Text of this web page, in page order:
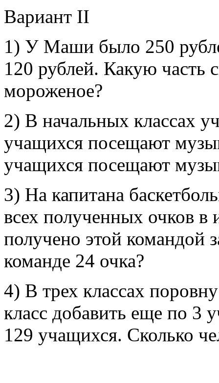
Вариант II
1) У Маши было 250
120 рублей. Какую часть
мороженое?
2) В начальных классах
учащихся посещают
учащихся посещают
3) На капитана
всех полученных очков в
получено этой командой
команде 24 очка?
4) В трех классах
класс добавить еще по 3
129 учащихся. Сколько